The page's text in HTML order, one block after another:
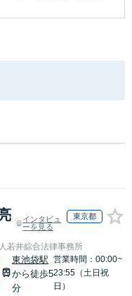
インタビュ
ーを見る
東京都
若井綜合法律事務所
東池袋駅
から徒歩5
分
営業時間：00:00~
23:55（土日祝
日）